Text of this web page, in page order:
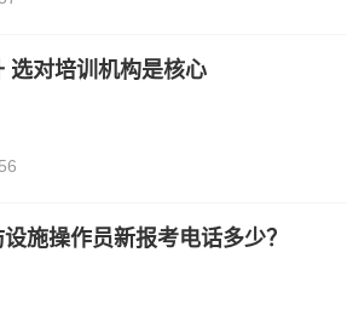
选对培训机构是核心
施操作员新报考电话多少？